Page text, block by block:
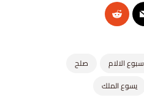
الالام
صلح
يسوع الملك